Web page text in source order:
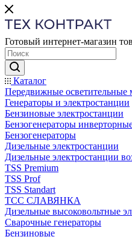
Готовый интернет-магазин
Каталог
Передвижные осветительные
Генераторы и электростанции
Бензиновые электростанции
Бензогенераторы
Бензогенераторы
Дизельные электростанции
Дизельные электростанции
TSS Premium
TSS Prof
TSS Standart
ТСС СЛАВЯНКА
Дизельные высоковольтные
Сварочные генераторы
Бензиновые